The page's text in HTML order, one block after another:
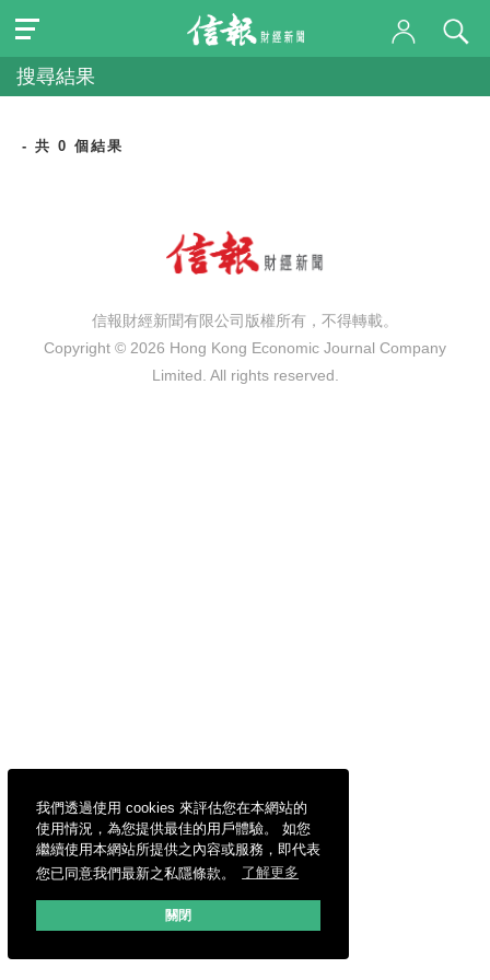
我們透過使用 cookies 來評估您在本網站的
使用情況，為您提供最佳的用戶體驗。 如您
繼續使用本網站所提供之內容或服務，即代表
您已同意我們最新之私隱條款。
了解更多
關閉
搜尋結果
- 共 0 個結果
信報財經新聞有限公司版權所有，不得轉載。
Copyright © 2026 Hong Kong Economic Journal Company
Limited. All rights reserved.